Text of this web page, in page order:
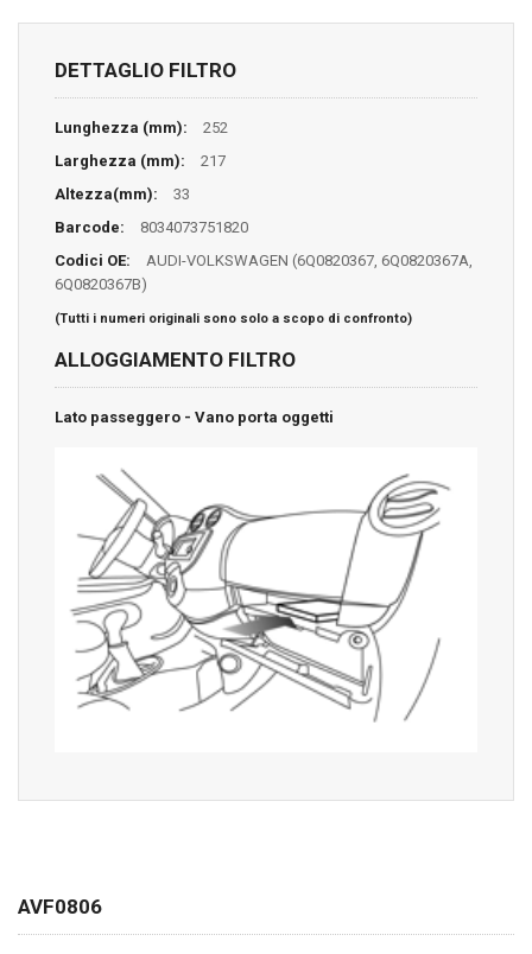
DETTAGLIO FILTRO
Lunghezza (mm):
252
Larghezza (mm):
217
Altezza(mm):
33
Barcode:
8034073751820
Codici OE:
AUDI-VOLKSWAGEN (6Q0820367, 6Q0820367A,
6Q0820367B)
(Tutti i numeri originali sono solo a scopo di confronto)
ALLOGGIAMENTO FILTRO
Lato passeggero - Vano porta oggetti
AVF0806